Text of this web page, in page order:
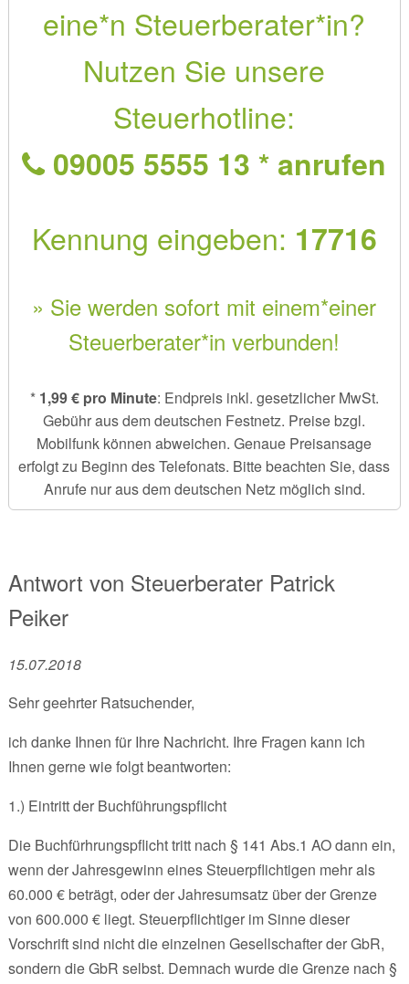
eine*n Steuerberater*in?
Nutzen Sie unsere
Steuerhotline:
09005 5555 13 * anrufen
Kennung eingeben: 17716
» Sie werden sofort mit einem*einer
Steuerberater*in verbunden!
* 1,99 € pro Minute: Endpreis inkl. gesetzlicher MwSt.
Gebühr aus dem deutschen Festnetz. Preise bzgl.
Mobilfunk können abweichen. Genaue Preisansage
erfolgt zu Beginn des Telefonats. Bitte beachten Sie, dass
Anrufe nur aus dem deutschen Netz möglich sind.
Antwort von Steuerberater Patrick
Peiker
15.07.2018
Sehr geehrter Ratsuchender,
ich danke Ihnen für Ihre Nachricht. Ihre Fragen kann ich
Ihnen gerne wie folgt beantworten:
1.) Eintritt der Buchführungspflicht
Die Buchfürhrungspflicht tritt nach § 141 Abs.1 AO dann ein,
wenn der Jahresgewinn eines Steuerpflichtigen mehr als
60.000 € beträgt, oder der Jahresumsatz über der Grenze
von 600.000 € liegt. Steuerpflichtiger im Sinne dieser
Vorschrift sind nicht die einzelnen Gesellschafter der GbR,
sondern die GbR selbst. Demnach wurde die Grenze nach §